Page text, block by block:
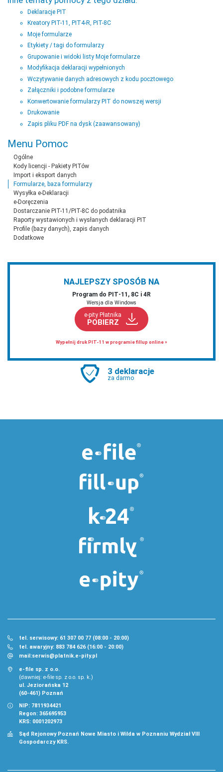
Menu Pomoc
Ogólne
Kody licencji - Pakiety PITów
Import i eksport danych
Formularze, baza formularzy
Wysyłka e-Deklaracji
e-Doręczenia
Dostarczanie PIT-11/PIT-8C do podatnika
Raporty wystawionych i wysłanych deklaracji PIT
Profile (bazy danych), zapis danych
Dodatkowe
NAJLEPSZY SPOSÓB NA
Program do PIT‑11, 8C i 4R
Wersja dla Windows
e-pity Płatnika
POBIERZ
Wypełnij druk PIT-11 w programie fillup online »
3 deklaracje
za darmo
Deklaracje PIT
Kreatory PIT-11, PIT4-R, PIT-8C
Moje formularze
Etykiety / tagi do formularzy
Grupowanie i widoki listy Moje formularze
Modyfikacja deklaracji wypełnionych
Wczytywanie danych adresowych z kodu pocztowego
Załączniki i podobne formularze
Konwertowanie formularzy PIT do nowszej wersji
Drukowanie
Zapis pliku PDF na dysk (zaawansowany)
tel. serwisowy: 61 307 00 77 (08:00 - 20:00)
tel. awaryjny: 883 784 626 (16:00 - 20:00)
mail:serwis@platnik.e-pity.pl
e-file sp. z o.o.
(dawniej: e-file sp. z o.o. sp. k.)
ul. Jeziorańska 12
(60-461) Poznań
NIP: 7811934421
Regon: 365695953
KRS: 0001202973
Sąd Rejonowy Poznań Nowe Miasto i Wilda w Poznaniu Wydział VIII
Gospodarczy KRS.